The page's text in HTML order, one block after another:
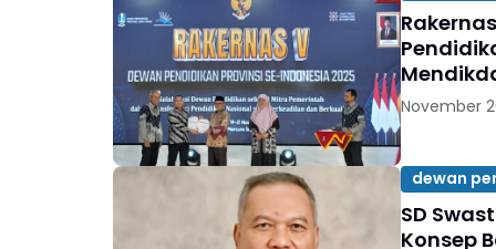
November
dewan
SD
Konsep